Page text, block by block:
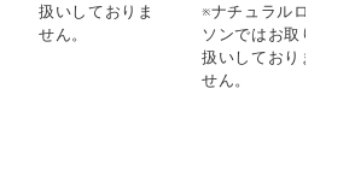
扱いしておりま
せん。
※ナチュラルロー
ソンではお取り
扱いしておりま
せん。